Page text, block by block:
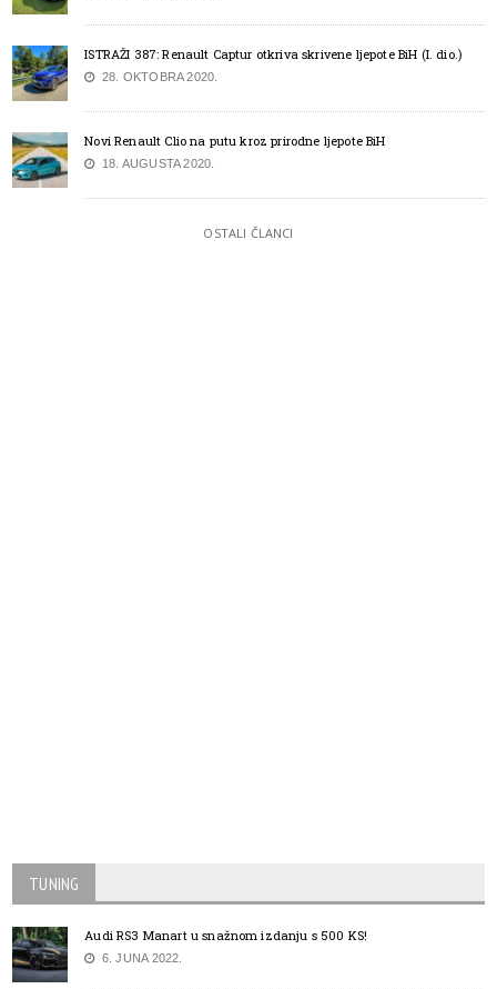
ISTRAŽI 387: Renault Captur otkriva skrivene ljepote BiH (I. dio.)
28. OKTOBRA 2020.
Novi Renault Clio na putu kroz prirodne ljepote BiH
18. AUGUSTA 2020.
OSTALI ČLANCI
TUNING
Audi RS3 Manart u snažnom izdanju s 500 KS!
6. JUNA 2022.